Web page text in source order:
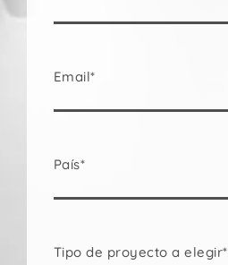
Email*
País*
Tipo de proyecto a elegir*